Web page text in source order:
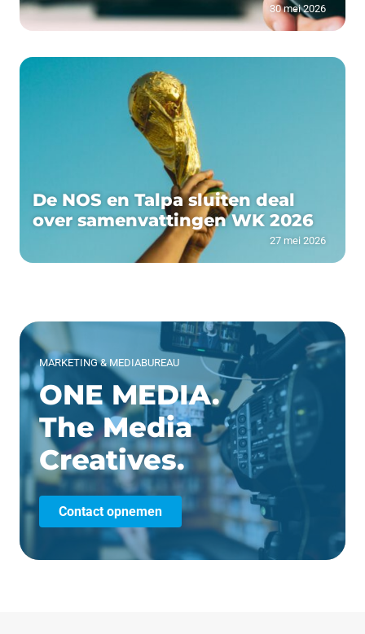
30 mei 2026
De NOS en Talpa sluiten deal
over samenvattingen WK 2026
27 mei 2026
MARKETING & MEDIABUREAU
ONE MEDIA.
The Media
Creatives.
Contact opnemen